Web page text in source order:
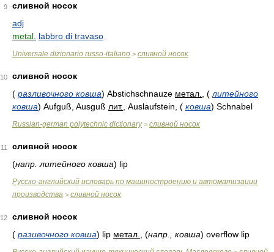
9
сливной носок
adj
metal. labbro di travaso
Universale dizionario russo-italiano > сливной носок
10
сливной носок
( разливочного ковша) Abstichschnauze метал. ( литейного
ковша) Aufguß, Ausguß лит. , Auslaufstein, ( ковша) Schnabel
Russian-german polytechnic dictionary> сливной носок
11
сливной носок
(напр. литейного ковша) lip
Русско-английский исловарь по машиностроению и автоматизации
производства > сливной носок
12
сливной носок
( разивочного ковша) lip метал. (напр., ковша) overflow lip